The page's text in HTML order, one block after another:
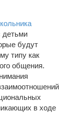
детьми
будут
типу как
общения.
в ходе